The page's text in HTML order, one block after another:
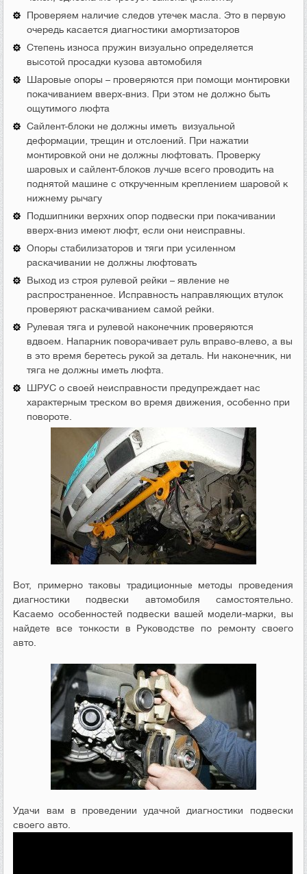
Проверяем наличие следов утечек масла. Это в первую
очередь касается диагностики амортизаторов
Степень износа пружин визуально определяется
высотой просадки кузова автомобиля
Шаровые опоры – проверяются при помощи монтировки
покачиванием вверх-вниз. При этом не должно быть
ощутимого люфта
Сайлент-блоки не должны иметь визуальной
деформации, трещин и отслоений. При нажатии
монтировкой они не должны люфтовать. Проверку
шаровых и сайлент-блоков лучше всего проводить на
поднятой машине с открученным креплением шаровой к
нижнему рычагу
Подшипники верхних опор подвески при покачивании
вверх-вниз имеют люфт, если они неисправны.
Опоры стабилизаторов и тяги при усиленном
раскачивании не должны люфтовать
Выход из строя рулевой рейки – явление не
распространенное. Исправность направляющих втулок
проверяют раскачиванием самой рейки.
Рулевая тяга и рулевой наконечник проверяются
вдвоем. Напарник поворачивает руль вправо-влево, а вы
в это время беретесь рукой за деталь. Ни наконечник, ни
тяга не должны иметь люфта.
ШРУС о своей неисправности предупреждает нас
характерным треском во время движения, особенно при
повороте.
Вот, примерно таковы традиционные методы проведения
диагностики подвески автомобиля самостоятельно.
Касаемо особенностей подвески вашей модели-марки, вы
найдете все тонкости в Руководстве по ремонту своего
авто.
Удачи вам в проведении удачной диагностики подвески
своего авто.